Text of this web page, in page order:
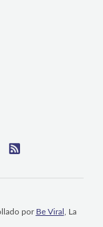
por Be Viral , La